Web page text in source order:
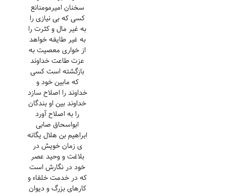
سخنان امیرمومنانع
کسی که بی نیازی را
به غیر مال و کثرت را
به غیر طایفه خواهد
از خواری معصیت به
عزت طاعت خداوند
بازگشته است کسی
که مابین خود و
خداوند را اصلاح سازد
خداوند بین او بندگان
را به اصلاح آورد
ابواسحاق صابی
ابراهیم بن هلال یگانه
ی زمان خویش در
بلاغت و وحید عصر
خود در نگارش است
که در خدمت خلفاء و
کارهای بزرگ و دیوان